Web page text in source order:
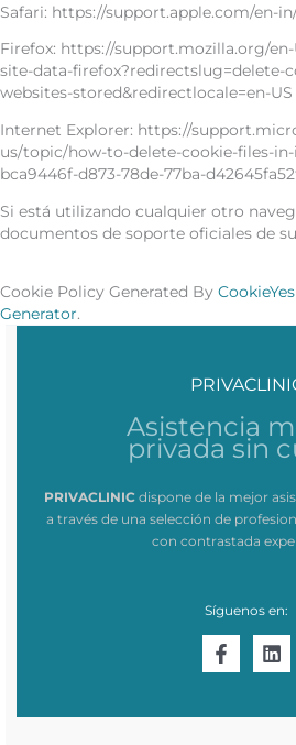
Safari: https://support.apple.com/en-
Firefox: https://support.mozilla.org/
site-data-firefox?redirectslug=delete-
websites-stored&redirectlocale=en-US
Internet Explorer: https://
us/topic/how-to-delete-cookie-files-
bca9446f-d873-78de-77ba-
Si está utilizando cualquier otro
documentos de soporte oficiales de
Cookie Policy Generated By
Generator.
Asistencia
privada sin
PRIVACLINIC dispone de la mejor
a través de una selección de
con contrastada
Síguenos en: